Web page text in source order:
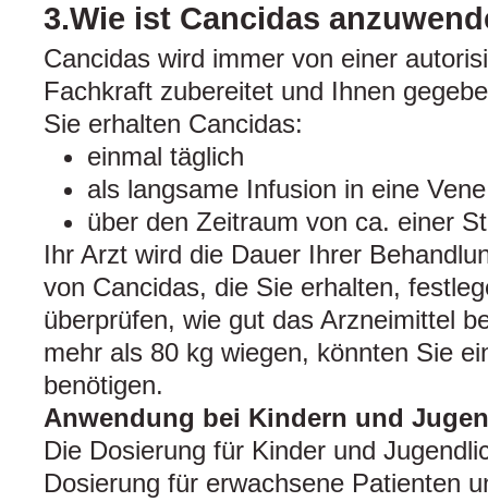
3.Wie ist Cancidas
Cancidas wird immer von einer
Fachkraft zubereitet und Ihnen
Sie erhalten Cancidas:
einmal täglich
als langsame Infusion in eine
über den Zeitraum von ca. einer
Ihr Arzt wird die Dauer Ihrer
von Cancidas, die Sie erhalten,
überprüfen, wie gut das Arzneimittel
mehr als 80 kg wiegen, könnten Sie
benötigen.
Anwendung bei Kindern und
Die Dosierung für Kinder und
Dosierung für erwachsene Patienten